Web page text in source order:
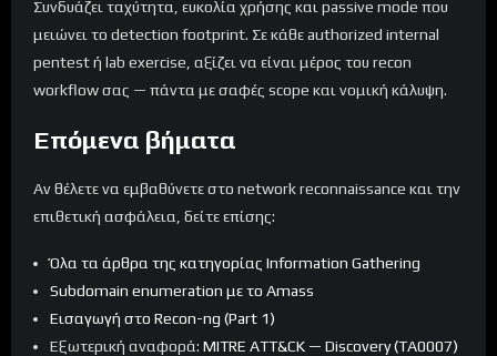
Συνδυάζει ταχύτητα, ευκολία χρήσης και passive mode που
μειώνει το detection footprint. Σε κάθε authorized internal
pentest ή lab exercise, αξίζει να είναι μέρος του recon
workflow σας — πάντα με σαφές scope και νομική κάλυψη.
Επόμενα βήματα
Αν θέλετε να εμβαθύνετε στο network reconnaissance και την
επιθετική ασφάλεια, δείτε επίσης:
Όλα τα άρθρα της κατηγορίας Information Gathering
Subdomain enumeration με το Amass
Εισαγωγή στο Recon-ng (Part 1)
Εξωτερική αναφορά: MITRE ATT&CK — Discovery (TA0007)